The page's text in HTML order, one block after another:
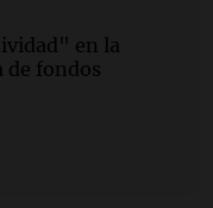
en la
de fondos